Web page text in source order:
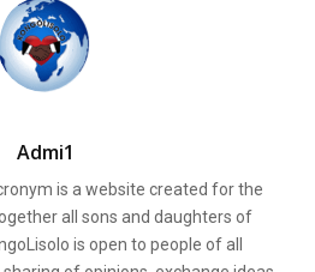
Admi1
is a website created for the
all sons and daughters of
is open to people of all